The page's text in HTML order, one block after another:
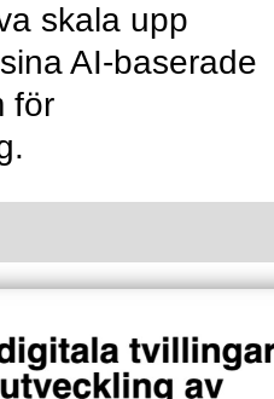
skala upp
AI-baserade
för